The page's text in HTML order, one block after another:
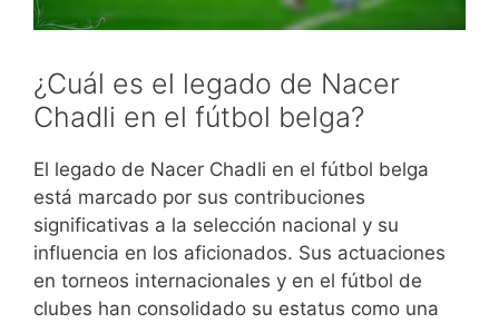
¿Cuál es el legado de Nacer
Chadli en el fútbol belga?
El legado de Nacer Chadli en el fútbol belga
está marcado por sus contribuciones
significativas a la selección nacional y su
influencia en los aficionados. Sus actuaciones
en torneos internacionales y en el fútbol de
clubes han consolidado su estatus como una